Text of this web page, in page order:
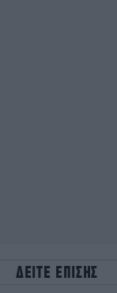
ΔΕΙΤΕ ΕΠΙΣΗΣ